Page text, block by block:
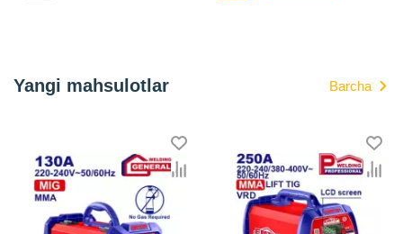
Yangi mahsulotlar Barcha